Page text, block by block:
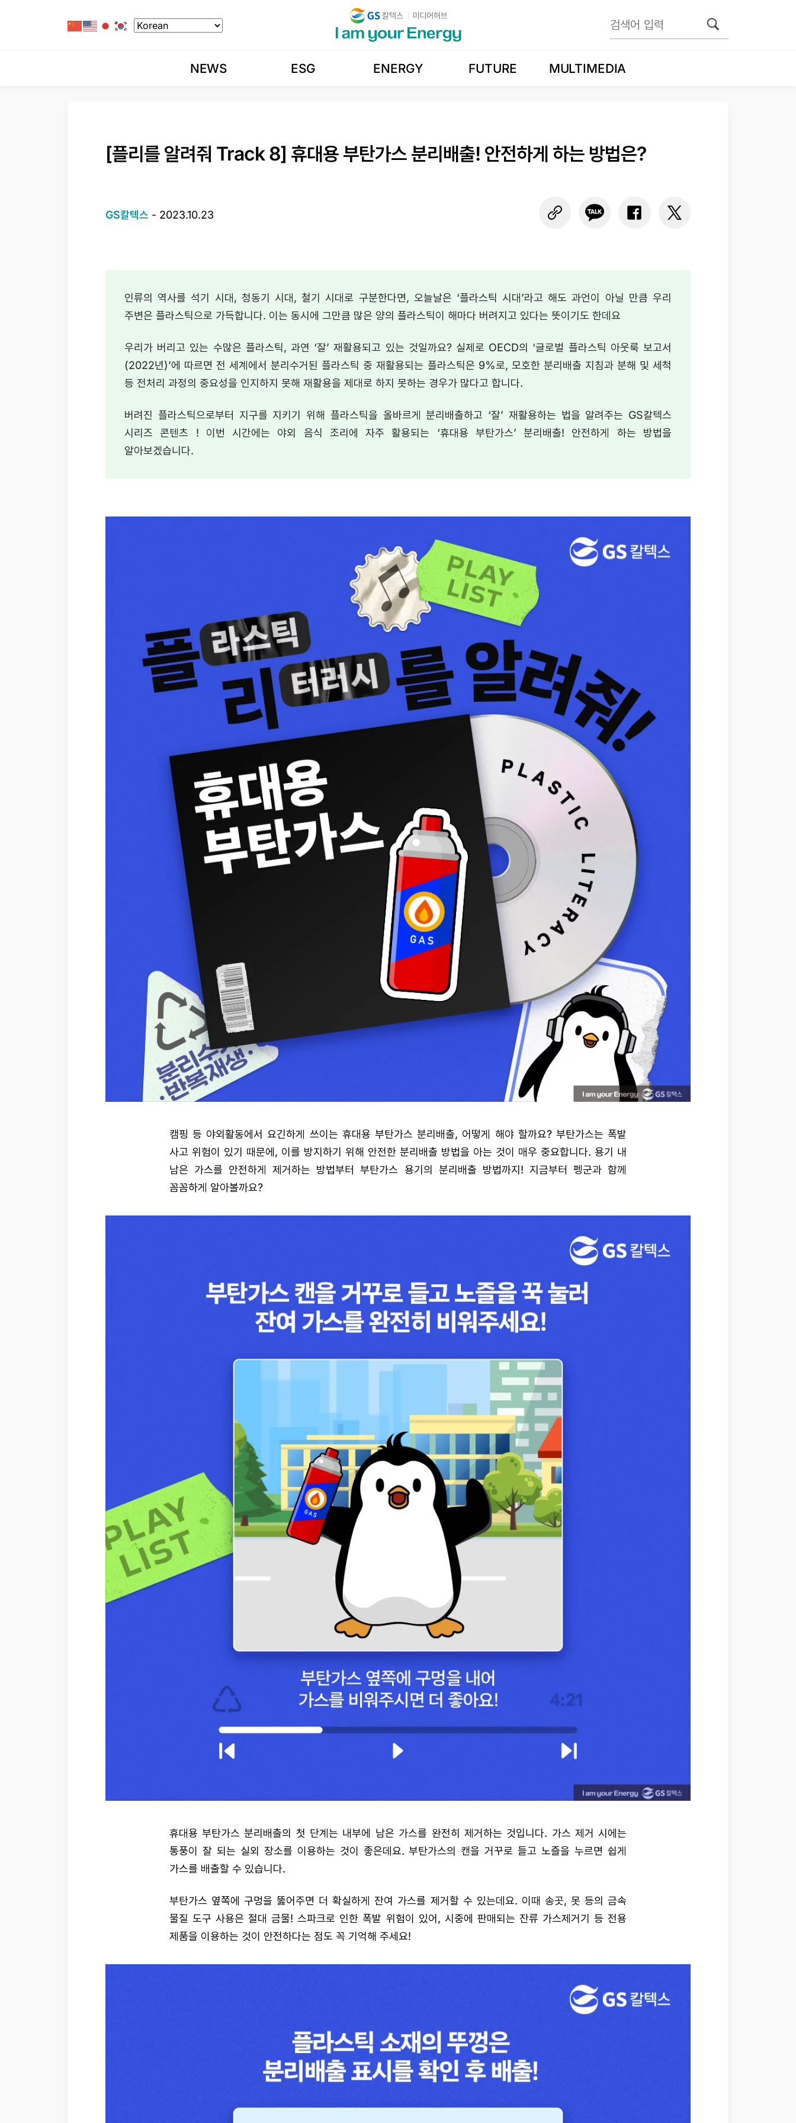
NEWS ESG ENERGY FUTURE MULTIMEDIA
[플리를 알려줘 Track 8] 휴대용 부탄가스 분리배출! 안전하게 하는 방법은?
GS칼텍스 - 2023.10.23
인류의 역사를 석기 시대, 청동기 시대, 철기 시대로 구분한다면, 오늘날은 ‘플라스틱 시대’라고 해도 과언이 아닐 만큼 우리
주변은 플라스틱으로 가득합니다. 이는 동시에 그만큼 많은 양의 플라스틱이 해마다 버려지고 있다는 뜻이기도 한데요
우리가 버리고 있는 수많은 플라스틱, 과연 ‘잘’ 재활용되고 있는 것일까요? 실제로 OECD의 ‘글로벌 플라스틱 아웃룩 보고서
(2022년)’에 따르면 전 세계에서 분리수거된 플라스틱 중 재활용되는 플라스틱은 9%로, 모호한 분리배출 지침과 분해 및 세척
등 전처리 과정의 중요성을 인지하지 못해 재활용을 제대로 하지 못하는 경우가 많다고 합니다.
버려진 플라스틱으로부터 지구를 지키기 위해 플라스틱을 올바르게 분리배출하고 ‘잘’ 재활용하는 법을 알려주는 GS칼텍스
시리즈 콘텐츠 ! 이번 시간에는 야외 음식 조리에 자주 활용되는 ‘휴대용 부탄가스’ 분리배출! 안전하게 하는 방법을
알아보겠습니다.
캠핑 등 야외활동에서 요긴하게 쓰이는 휴대용 부탄가스 분리배출, 어떻게 해야 할까요? 부탄가스는 폭발
사고 위험이 있기 때문에, 이를 방지하기 위해 안전한 분리배출 방법을 아는 것이 매우 중요합니다. 용기 내
남은 가스를 안전하게 제거하는 방법부터 부탄가스 용기의 분리배출 방법까지! 지금부터 펭군과 함께
꼼꼼하게 알아볼까요?
휴대용 부탄가스 분리배출의 첫 단계는 내부에 남은 가스를 완전히 제거하는 것입니다. 가스 제거 시에는
통풍이 잘 되는 실외 장소를 이용하는 것이 좋은데요. 부탄가스의 캔을 거꾸로 들고 노즐을 누르면 쉽게
가스를 배출할 수 있습니다.
부탄가스 옆쪽에 구멍을 뚫어주면 더 확실하게 잔여 가스를 제거할 수 있는데요. 이때 송곳, 못 등의 금속
물질 도구 사용은 절대 금물! 스파크로 인한 폭발 위험이 있어, 시중에 판매되는 잔류 가스제거기 등 전용
제품을 이용하는 것이 안전하다는 점도 꼭 기억해 주세요!